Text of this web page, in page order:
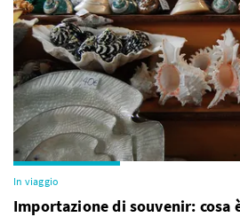
In viaggio
Importazione di souvenir: cosa